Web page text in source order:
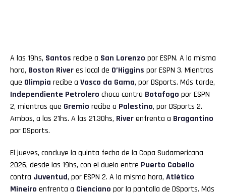
A las 19hs, Santos recibe a San Lorenzo por ESPN. A la misma
hora, Boston Riveres local de O’Higgins por ESPN 3. Mientras
que Olimpia recibe a Vasco da Gama, por DSports. Más tarde,
Independiente Petrolero choca contra Botafogo por ESPN
2, mientras que Gremio recibe a Palestino, por DSports 2.
Ambos, a las 21hs. A las 21.30hs, Riverenfrenta a Bragantino
por DSports.
El jueves, concluye la quinta fecha de la Copa Sudamericana
2026, desde las 19hs, con el duelo entre Puerto Cabello
contra Juventud, por ESPN 2. A la misma hora, Atlético
Mineiro enfrenta a Cienciano por la pantalla de DSports. Más